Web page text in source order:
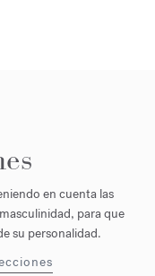
en cuenta las
para que
su personalidad.